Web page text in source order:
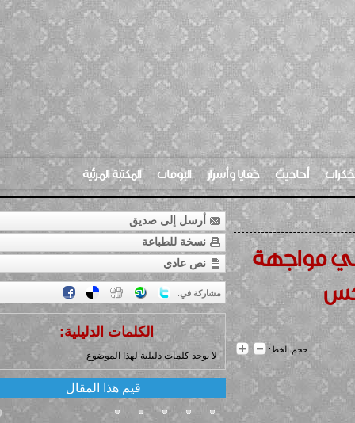
أحاديث خفايا وأسرار البومات المكتبة المرئية
مواجهة
حجم الخط:
أرسل إلى صديق
نسخة للطباعة
نص عادي
:مشاركة في
الكلمات الدليلية:
لا يوجد كلمات دليلية لهذا الموضوع
قيم هذا المقال